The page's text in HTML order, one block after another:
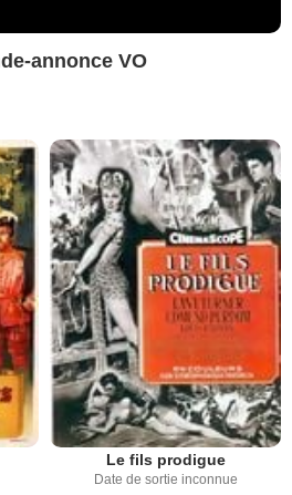
annonce VO
Le fils prodigue
Date de sortie inconnue